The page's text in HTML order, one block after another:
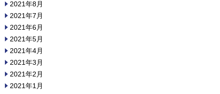
2021年8月
2021年7月
2021年6月
2021年5月
2021年4月
2021年3月
2021年2月
2021年1月